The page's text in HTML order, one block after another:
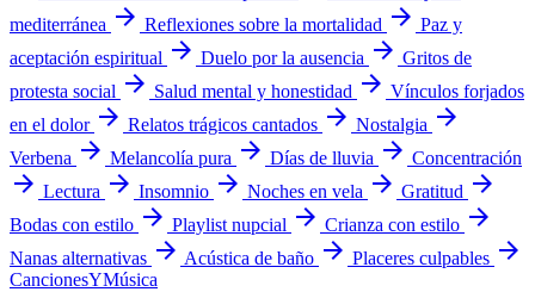
mediterránea arrow_forward Reflexiones sobre la mortalidad arrow_forward Paz y
aceptación espiritual arrow_forward Duelo por la ausencia arrow_forward Gritos de
protesta social arrow_forward Salud mental y honestidad arrow_forward Vínculos forjados
en el dolor arrow_forward Relatos trágicos cantados arrow_forward Nostalgia arrow_forward
Verbena arrow_forward Melancolía pura arrow_forward Días de lluvia arrow_forward Concentración
arrow_forward Lectura arrow_forward Insomnio arrow_forward Noches en vela arrow_forward Gratitud arrow_forward
Bodas con estilo arrow_forward Playlist nupcial arrow_forward Crianza con estilo arrow_forward
Nanas alternativas arrow_forward Acústica de baño arrow_forward Placeres culpables arrow_forward
CancionesYMúsica